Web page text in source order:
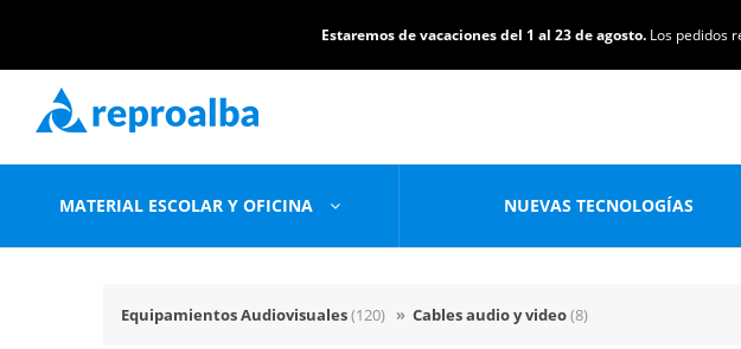
Estaremos de vacaciones del 1 al 23 de agosto. Los pedidos
MATERIAL ESCOLAR Y OFICINA NUEVAS TECNOLOGÍAS
Equipamientos Audiovisuales(120) » Cables audio y video(8)